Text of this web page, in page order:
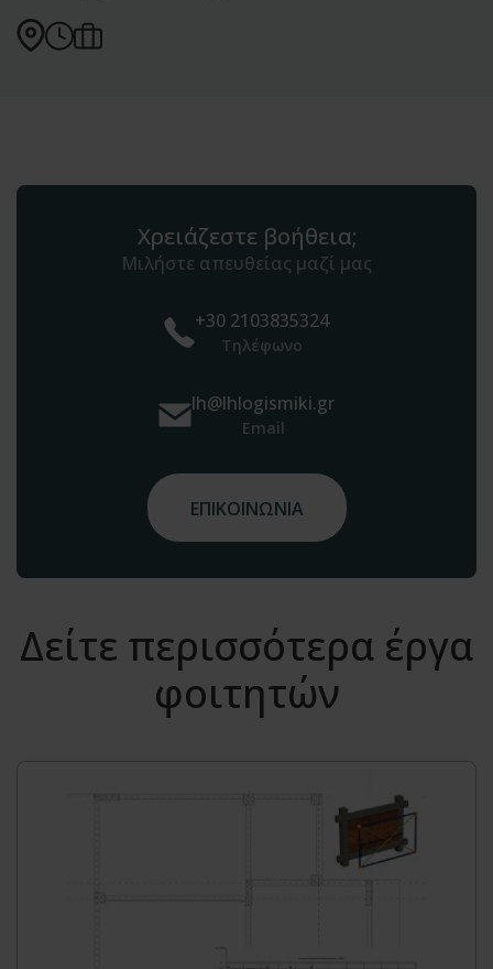
Χρειάζεστε βοήθεια;
Μιλήστε απευθείας μαζί μας
+30 2103835324
Τηλέφωνο
lh@lhlogismiki.gr
Email
ΕΠΙΚΟΙΝΩΝΙΑ
Δείτε περισσότερα έργα
φοιτητών